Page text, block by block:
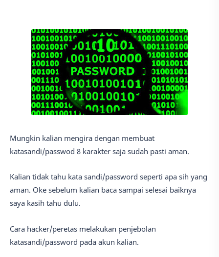
Mungkin kalian mengira dengan membuat
katasandi/passwod 8 karakter saja sudah pasti aman.
Kalian tidak tahu kata sandi/password seperti apa sih yang
aman. Oke sebelum kalian baca sampai selesai baiknya
saya kasih tahu dulu.
Cara hacker/peretas melakukan penjebolan
katasandi/password pada akun kalian.